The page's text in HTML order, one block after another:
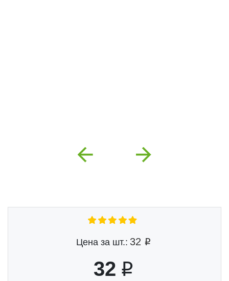
Previous Next
Цена за шт.: 32
32